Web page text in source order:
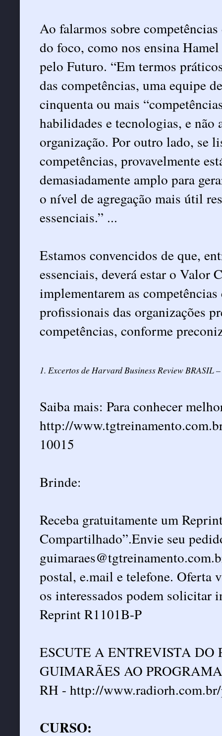
Ao falarmos sobre
do foco, como nos ensina
pelo Futuro. “Em termos
das competências, uma equipe
cinquenta ou mais
habilidades e tecnologias, e não
organização. Por outro lado, se
competências, provavelmente
demasiadamente amplo para
o nível de agregação mais útil
essenciais.” ...
Estamos convencidos de que,
essenciais, deverá estar o Valor
implementarem as
profissionais das organizações
competências, conforme
1. Excertos de Harvard Business Review BRASIL
Saiba mais: Para conhecer
http://
10015
Brinde:
Receba gratuitamente um
Compartilhado”.Envie seu
postal, e.mail e telefone. Oferta
os interessados podem solicitar
Reprint R1101B-P
ESCUTE A ENTREVISTA DO
GUIMARÃES AO
RH - http://
CURSO: